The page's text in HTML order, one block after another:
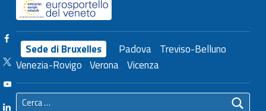
Sede di Bruxelles Padova Treviso-Belluno
Venezia-Rovigo Verona Vicenza
Facebook Unioncamere Veneto
Twitter Unioncamere Veneto
Youtube Unioncamere Veneto
Linkedin Unioncamere Veneto
Ricerca per: